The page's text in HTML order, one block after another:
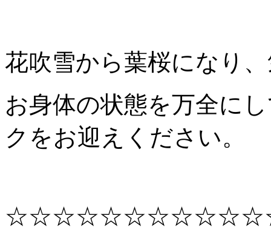
花吹雪から葉桜になり
お身体の状態を万全に
クをお迎えください。